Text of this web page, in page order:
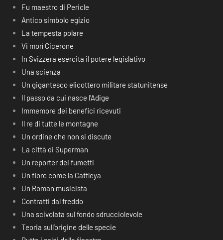
Fu maestro di Pericle
Antico simbolo egizio
La tempesta polare
Vi morì Cicerone
In Svizzera esercita il potere legislativo
Una scienza
Un gigantesco elicottero militare statunitense
Il passo da cui nasce l’Adige
Immemore dei benefici ricevuti
Il re di tutte le montagne
Un ordine che non si discute
La città di Superman
Un reporter dei fumetti
Un fiore come la Cattleya
Un Roman musicista
Contratti dal freddo
Una scivolata sul fondo sdrucciolevole
Teoria sull’origine delle specie